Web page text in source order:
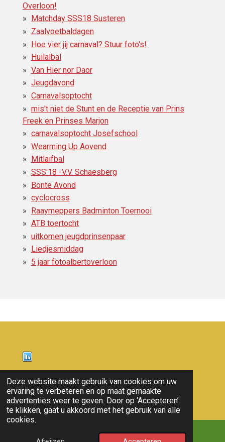
Deze website maakt gebruik van cookies om uw
ervaring te verbeteren en op maat gemaakte
advertenties weer te geven. Door op ‘Accepteren’
te klikken, gaat u akkoord met het gebruik van alle
cookies.
Overloon!
Matchday SSS18 Susteren
Zaalvoetbaldagen
Hoe vier jij carnaval? Stuur foto's!
Huilalbal
Van Hier nor Daor
Jeugdavond
Carnavalsoptocht
mis't niet de Stunt en de Receptie van Prins
Freek en Prinses Marjon
carnavalsoptocht Josefschool
Wearming Up Aovend
Mitlaifbal
SSS'18 -V.V. Schaesberg
Bonte Avond
cyclocross
Raaymeppers Badminton Toernooi
ATB toertocht
uitkomen jeugdprinsenpaar
Liedjesmiddag
5 jaar fotoalbertoverloon
Nieuws
© 2011 - 2026 overloon nieuws